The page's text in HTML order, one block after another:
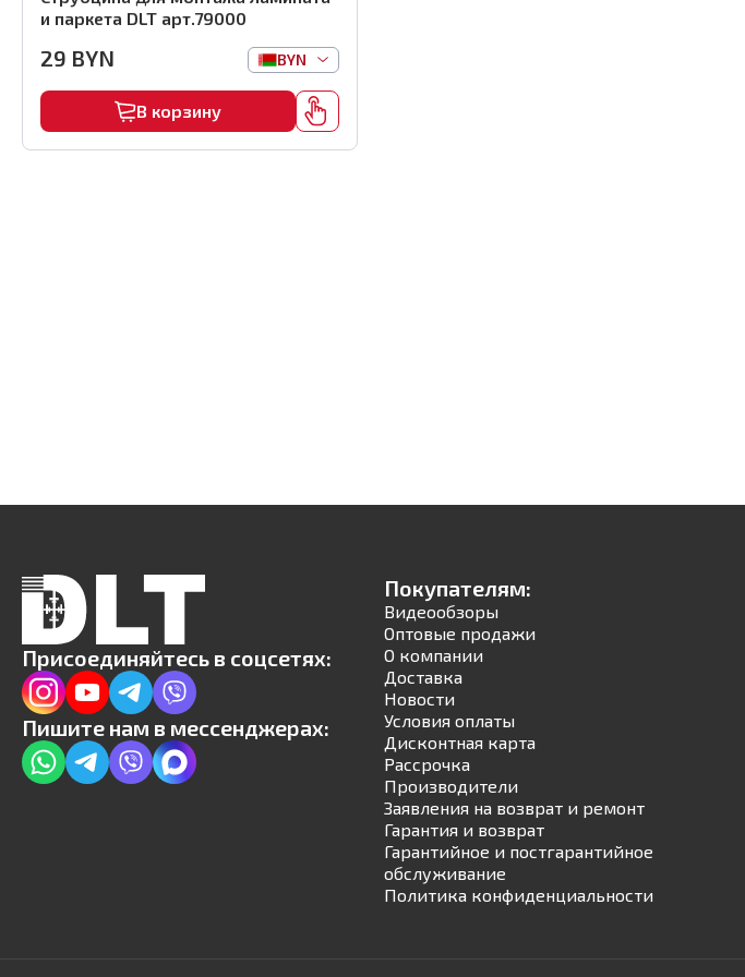
и паркета DLT арт.79000
29 BYN BYN
В корзину
Присоединяйтесь в соцсетях:
Пишите нам в мессенджерах:
Покупателям:
Видеообзоры
Оптовые продажи
О компании
Доставка
Новости
Условия оплаты
Дисконтная карта
Рассрочка
Производители
Заявления на возврат и ремонт
Гарантия и возврат
Гарантийное и постгарантийное
обслуживание
Политика конфиденциальности